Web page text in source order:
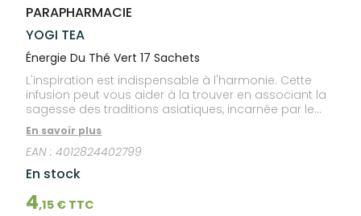
PARAPHARMACIE
YOGI TEA
Énergie Du Thé Vert 17 Sachets
L'inspiration est indispensable à l'harmonie. Cette
infusion peut vous aider à la trouver en associant la
sagesse des traditions asiatiques, incarnée par le
thé vert et le kombucha, à la fraîcheur de la
citronnelle, de la menthe poivrée et des fleurs de
sureau. Les arômes sont équilibrés. Une infusion
fantastique pour affronter les difficultés – ou à
savourer simplement pour se détendre.
En savoir plus
EAN :4012824402799
En stock
4,15 € TTC